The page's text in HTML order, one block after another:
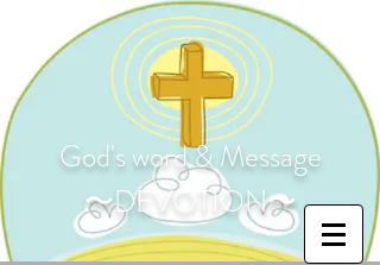
God's word & Message
〜DEVOTION〜